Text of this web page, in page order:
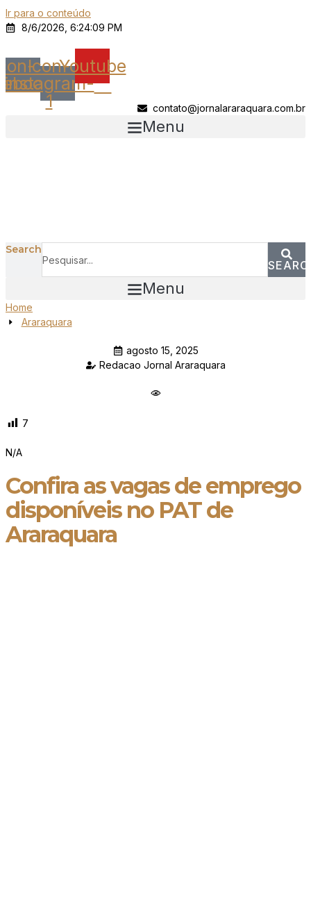
Ir para o conteúdo
8/6/2026, 6:24:09 PM
Icon-
instagram-
1
Youtube
contato@jornalararaquara.com.br
Menu
Search
Menu
Home
Araraquara
agosto 15, 2025
Redacao Jornal Araraquara
7
N/A
Confira as vagas de emprego
disponíveis no PAT de
Araraquara